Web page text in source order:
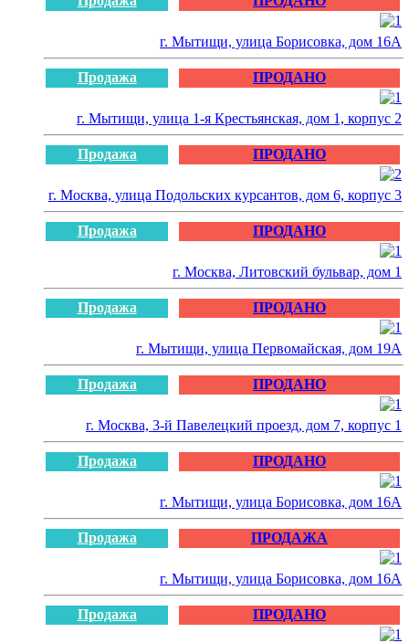
г. Мытищи, улица Борисовка, дом 16А
Продажа ПРОДАНО
г. Мытищи, улица 1-я Крестьянская, дом 1, корпус 2
Продажа ПРОДАНО
г. Москва, улица Подольских курсантов, дом 6, корпус 3
Продажа ПРОДАНО
г. Москва, Литовский бульвар, дом 1
Продажа ПРОДАНО
г. Мытищи, улица Первомайская, дом 19А
Продажа ПРОДАНО
г. Москва, 3-й Павелецкий проезд, дом 7, корпус 1
Продажа ПРОДАНО
г. Мытищи, улица Борисовка, дом 16А
Продажа ПРОДАЖА
г. Мытищи, улица Борисовка, дом 16А
Продажа ПРОДАНО